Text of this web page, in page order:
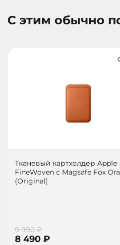
С этим обычно
Тканевый картхолдер Apple
FineWoven с Magsafe Fox
(Original)
9 990 ₽
8 490 ₽